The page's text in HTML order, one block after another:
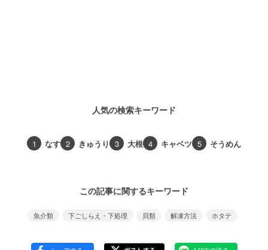
人気の検索キーワード
1 なす 2 きゅうり 3 大根 4 キャベツ 5 そうめん
この記事に関するキーワード
魚介類 下ごしらえ・下処理 貝類 解凍方法 ホタテ